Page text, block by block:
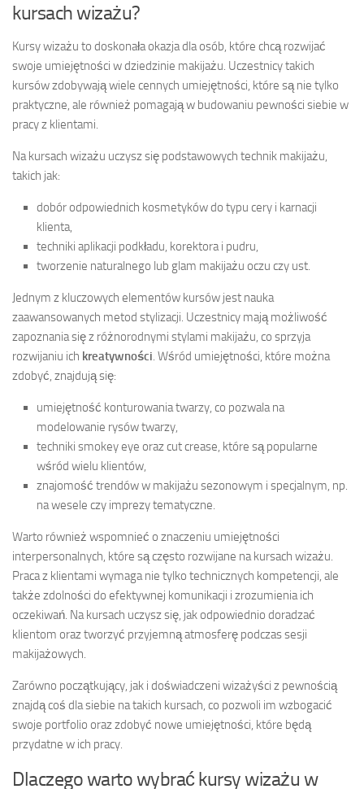
kursach wizażu?
Kursy wizażu to doskonała okazja dla osób, które chcą rozwijać
swoje umiejętności w dziedzinie makijażu. Uczestnicy takich
kursów zdobywają wiele cennych umiejętności, które są nie tylko
praktyczne, ale również pomagają w budowaniu pewności siebie w
pracy z klientami.
Na kursach wizażu uczysz się podstawowych technik makijażu,
takich jak:
dobór odpowiednich kosmetyków do typu cery i karnacji
klienta,
techniki aplikacji podkładu, korektora i pudru,
tworzenie naturalnego lub glam makijażu oczu czy ust.
Jednym z kluczowych elementów kursów jest nauka
zaawansowanych metod stylizacji. Uczestnicy mają możliwość
zapoznania się z różnorodnymi stylami makijażu, co sprzyja
rozwijaniu ich kreatywności. Wśród umiejętności, które można
zdobyć, znajdują się:
umiejętność konturowania twarzy, co pozwala na
modelowanie rysów twarzy,
techniki smokey eye oraz cut crease, które są popularne
wśród wielu klientów,
znajomość trendów w makijażu sezonowym i specjalnym, np.
na wesele czy imprezy tematyczne.
Warto również wspomnieć o znaczeniu umiejętności
interpersonalnych, które są często rozwijane na kursach wizażu.
Praca z klientami wymaga nie tylko technicznych kompetencji, ale
także zdolności do efektywnej komunikacji i zrozumienia ich
oczekiwań. Na kursach uczysz się, jak odpowiednio doradzać
klientom oraz tworzyć przyjemną atmosferę podczas sesji
makijażowych.
Zarówno początkujący, jak i doświadczeni wizażyści z pewnością
znajdą coś dla siebie na takich kursach, co pozwoli im wzbogacić
swoje portfolio oraz zdobyć nowe umiejętności, które będą
przydatne w ich pracy.
Dlaczego warto wybrać kursy wizażu w